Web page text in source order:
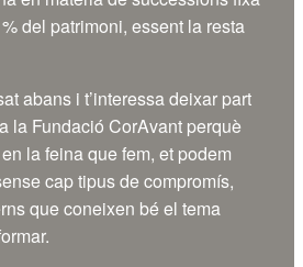
del patrimoni, essent la resta
abans i t’interessa deixar part
la Fundació CorAvant perquè
la feina que fem, et podem
cap tipus de compromís,
que coneixen bé el tema